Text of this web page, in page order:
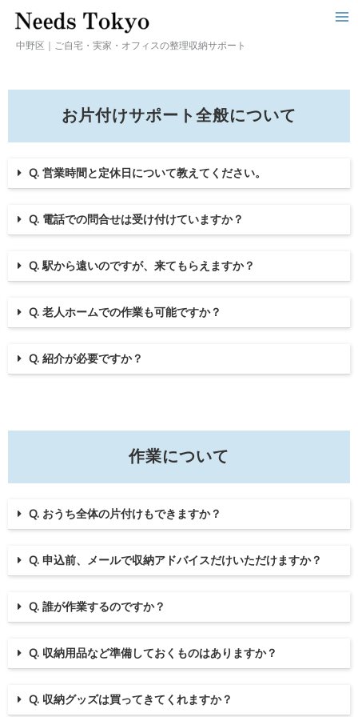
中野区｜ご自宅・実家・オフィスの整理収納サポート
お片付けサポート全般について
Q. 営業時間と定休日について教えてください。
Q. 電話での問合せは受け付けていますか？
Q. 駅から遠いのですが、来てもらえますか？
Q. 老人ホームでの作業も可能ですか？
Q. 紹介が必要ですか？
作業について
Q. おうち全体の片付けもできますか？
Q. 申込前、メールで収納アドバイスだけいただけますか？
Q. 誰が作業するのですか？
Q. 収納用品など準備しておくものはありますか？
Q. 収納グッズは買ってきてくれますか？